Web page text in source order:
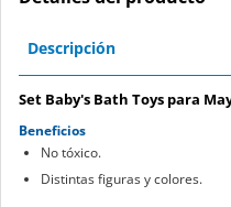
Descripción
Set Baby's Bath Toys para
Beneficios
No tóxico.
Distintas figuras y colores.